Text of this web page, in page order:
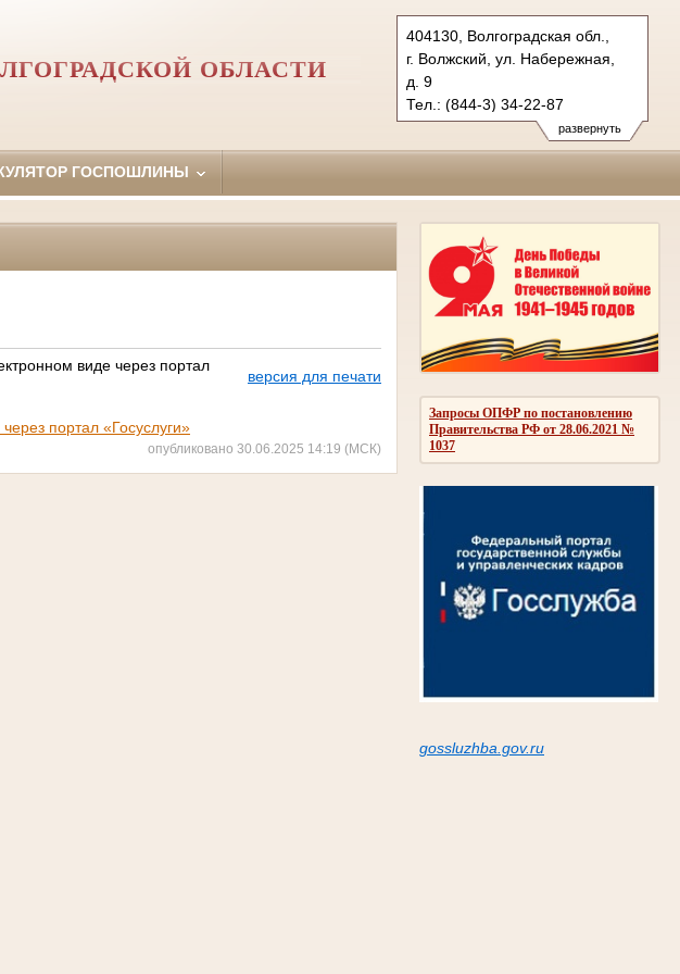
развернуть
404130, Волгоградская обл.,
г. Волжский, ул. Набережная,
д. 9
Тел.: (844-3) 34-22-87
vol.vol@sudrf.ru
ОБЛАСТИ
ГОСПОШЛИНЫ
Запросы ОПФР по постановлению
Правительства РФ от 28.06.2021 №
1037
gossluzhba.gov.ru
виде через портал
версия для печати
портал «Госуслуги»
опубликовано 30.06.2025 14:19 (МСК)